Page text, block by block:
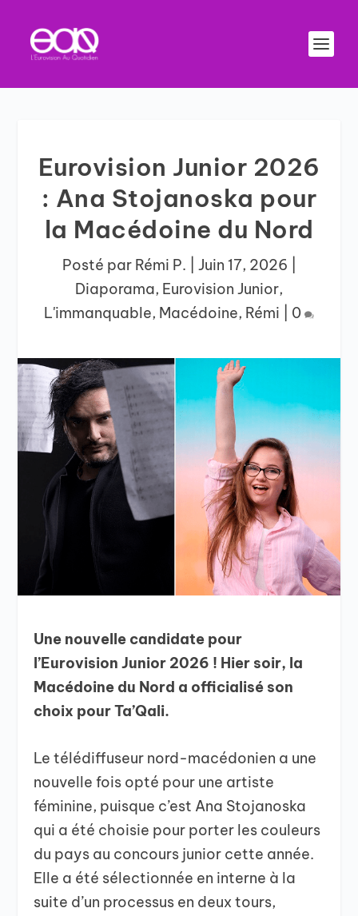
Eurovision Junior 2026
: Ana Stojanoska pour
la Macédoine du Nord
Posté par Rémi P. Juin 17, 2026
Diaporama, Eurovision Junior,
L'immanquable, Macédoine, Rémi 0
Une nouvelle candidate pour
l’Eurovision Junior 2026 ! Hier soir, la
Macédoine du Nord a officialisé son
choix pour Ta’Qali.
Le télédiffuseur nord-macédonien a une
nouvelle fois opté pour une artiste
féminine, puisque c’est Ana Stojanoska
qui a été choisie pour porter les couleurs
du pays au concours junior cette année.
Elle a été sélectionnée en interne à la
suite d’un processus en deux tours,